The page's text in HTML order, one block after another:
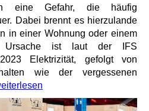
eine Gefahr, die häufig
Dabei brennt es hierzulande
in einer Wohnung oder einem
Ursache ist laut der IFS
2023 Elektrizität, gefolgt von
wie der vergessenen